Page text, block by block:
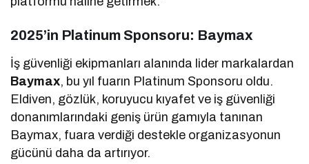
2025’in Platinum Sponsoru: Baymax
İş güvenliği ekipmanları alanında lider markalardan
Baymax, bu yıl fuarın Platinum Sponsoru oldu.
Eldiven, gözlük, koruyucu kıyafet ve iş güvenliği
donanımlarındaki geniş ürün gamıyla tanınan
Baymax, fuara verdiği destekle organizasyonun
gücünü daha da artırıyor.